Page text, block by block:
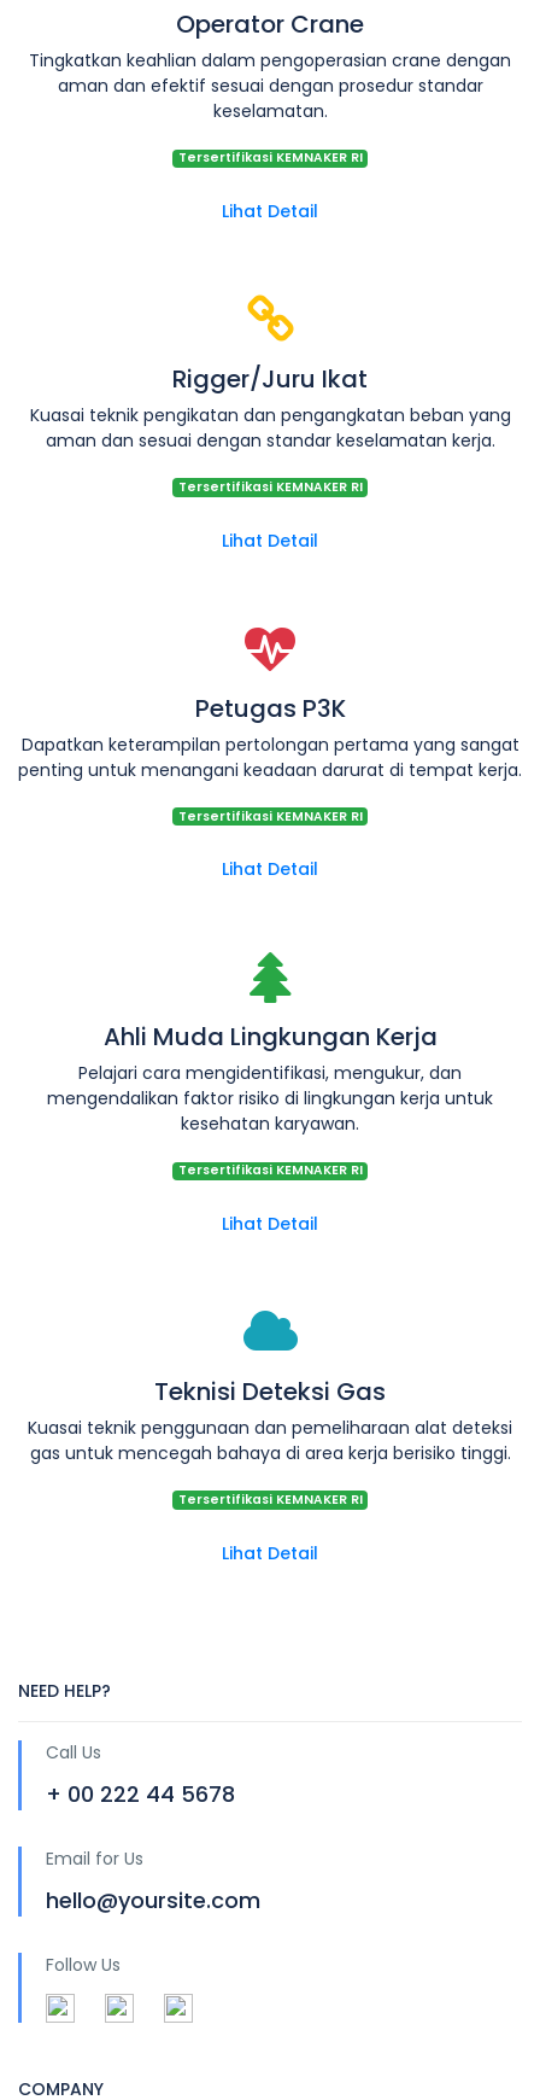
Operator Crane
Tingkatkan keahlian dalam pengoperasian crane dengan
aman dan efektif sesuai dengan prosedur standar
keselamatan.
Tersertifikasi KEMNAKER RI
Lihat Detail
Rigger/Juru Ikat
Kuasai teknik pengikatan dan pengangkatan beban yang
aman dan sesuai dengan standar keselamatan kerja.
Tersertifikasi KEMNAKER RI
Lihat Detail
Petugas P3K
Dapatkan keterampilan pertolongan pertama yang sangat
penting untuk menangani keadaan darurat di tempat kerja.
Tersertifikasi KEMNAKER RI
Lihat Detail
Ahli Muda Lingkungan Kerja
Pelajari cara mengidentifikasi, mengukur, dan
mengendalikan faktor risiko di lingkungan kerja untuk
kesehatan karyawan.
Tersertifikasi KEMNAKER RI
Lihat Detail
Teknisi Deteksi Gas
Kuasai teknik penggunaan dan pemeliharaan alat deteksi
gas untuk mencegah bahaya di area kerja berisiko tinggi.
Tersertifikasi KEMNAKER RI
Lihat Detail
NEED HELP?
Call Us
+ 00 222 44 5678
Email for Us
hello@yoursite.com
Follow Us
COMPANY